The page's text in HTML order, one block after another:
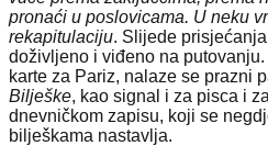
pronaći u poslovicama. U neku
rekapitulaciju. Slijede
doživljeno i viđeno na
karte za Pariz, nalaze se prazni
Bilješke, kao signal i za pisca i
dnevničkom zapisu, koji se
bilješkama nastavlja.